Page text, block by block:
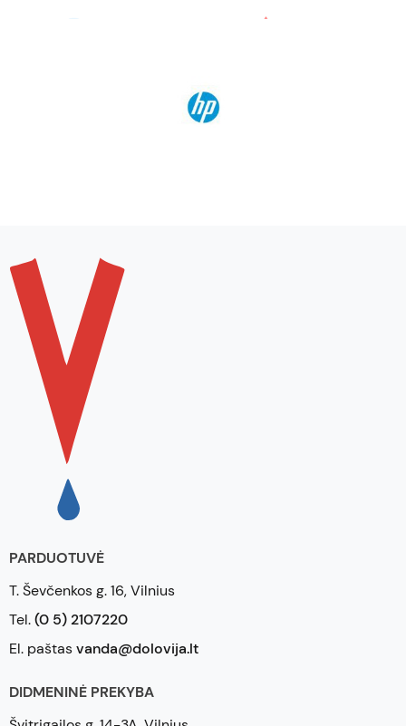
PARDUOTUVĖ
T. Ševčenkos g. 16, Vilnius
Tel.(0 5) 2107220
El. paštasvanda@dolovija.lt
DIDMENINĖ PREKYBA